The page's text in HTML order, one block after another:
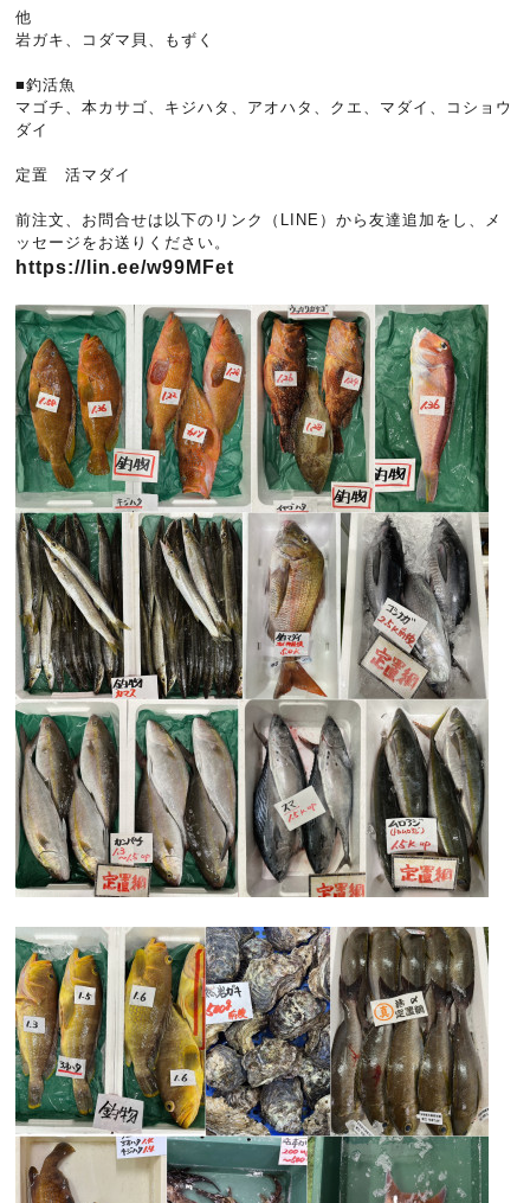
他
岩ガキ、コダマ貝、もずく
■釣活魚
マゴチ、本カサゴ、キジハタ、アオハタ、クエ、マダイ、コショウ
ダイ
定置 活マダイ
前注文、お問合せは以下のリンク（LINE）から友達追加をし、メ
ッセージをお送りください。
https://lin.ee/w99MFet